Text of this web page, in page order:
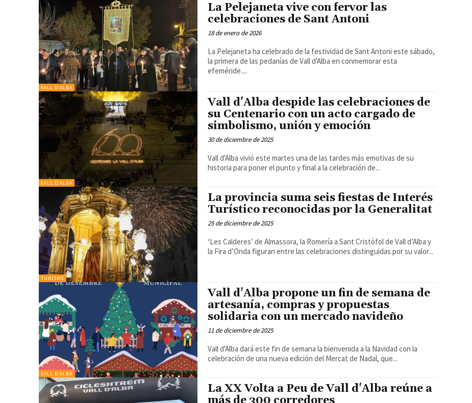
VALL D'ALBA
La Pelejaneta vive con fervor las
celebraciones de Sant Antoni
18 de enero de 2026
La Pelejaneta ha celebrado de la festividad de Sant Antoni este sábado,
la primera de las pedanías de Vall d'Alba en conmemorar esta
efeméride....
VALL D'ALBA
Vall d'Alba despide las celebraciones de
su Centenario con un acto cargado de
simbolismo, unión y emoción
30 de diciembre de 2025
Vall d'Alba vivió este martes una de las tardes más emotivas de su
historia para poner el punto y final a la celebración de...
TURISME
La provincia suma seis fiestas de Interés
Turístico reconocidas por la Generalitat
25 de diciembre de 2025
‘Les Calderes’ de Almassora, la Romería a Sant Cristòfol de Vall d’Alba y
la Fira d’Onda figuran entre las celebraciones distinguidas por su valor...
VALL D'ALBA
Vall d'Alba propone un fin de semana de
artesanía, compras y propuestas
solidaria con un mercado navideño
11 de diciembre de 2025
Vall d'Alba dará este fin de semana la bienvenida a la Navidad con la
celebración de una nueva edición del Mercat de Nadal, que...
La XX Volta a Peu de Vall d'Alba reúne a